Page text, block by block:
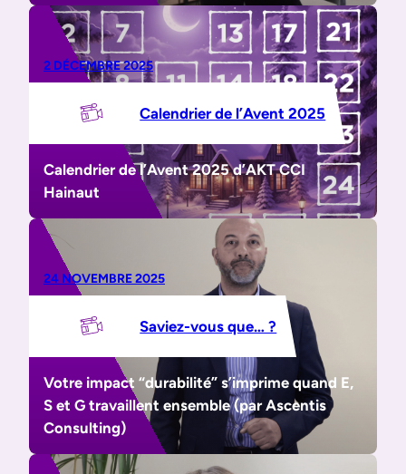
2 DÉCEMBRE 2025
Calendrier de l’Avent 2025
Calendrier de l’Avent 2025 d’AKT CCI
Hainaut
24 NOVEMBRE 2025
Saviez-vous que… ?
Votre impact “durabilité” s’imprime quand E,
S et G travaillent ensemble (par Ascentis
Consulting)